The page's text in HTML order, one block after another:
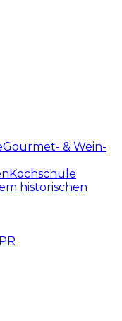
Gourmet- & Wein-
Kochschule
historischen